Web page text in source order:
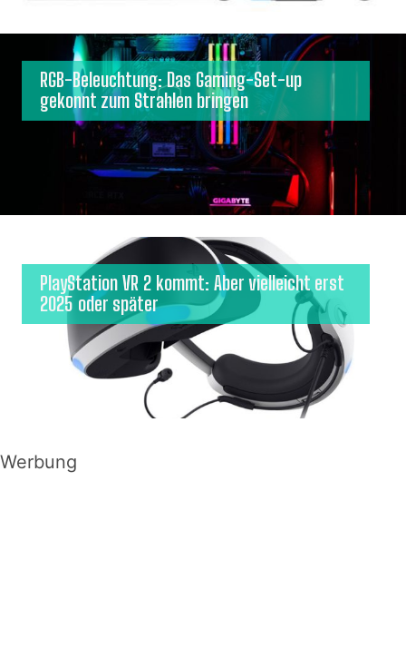
RGB-Beleuchtung: Das Gaming-Set-up
gekonnt zum Strahlen bringen
PlayStation VR 2 kommt: Aber vielleicht erst
2025 oder später
Werbung